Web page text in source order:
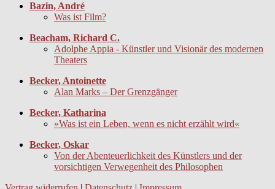
Bazin, André
Was ist Film?
Beacham, Richard C.
Adolphe Appia - Künstler und Visionär des modernen
Theaters
Becker, Antoinette
Alan Marks – Der Grenzgänger
Becker, Katharina
»Was ist ein Leben, wenn es nicht erzählt wird«
Becker, Oskar
Von der Abenteuerlichkeit des Künstlers und der
vorsichtigen Verwegenheit des Philosophen